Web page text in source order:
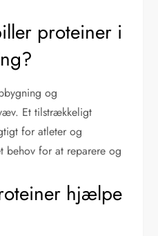
proteiner i
og
Et tilstrækkeligt
for atleter og
behov for at reparere og
hjælpe